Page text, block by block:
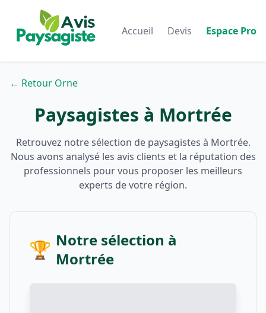
Accueil Devis Espace Pro
← Retour Orne
Paysagistes à Mortrée
Retrouvez notre sélection de paysagistes à Mortrée.
Nous avons analysé les avis clients et la réputation des
professionnels pour vous proposer les meilleurs
experts de votre région.
🏆 Notre sélection à
Mortrée